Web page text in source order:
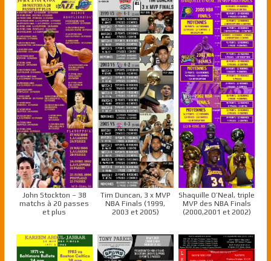
John Stockton – 38
matchs à 20 passes
et plus
Tim Duncan, 3 x MVP
NBA Finals (1999,
2003 et 2005)
Shaquille O’Neal, triple
MVP des NBA Finals
(2000,2001 et 2002)